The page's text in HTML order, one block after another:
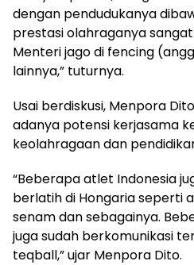
dengan pendudukanya
prestasi olahraganya sangat
Menteri jago di fencing
lainnya,” tuturnya.
Usai berdiskusi, Menpora
adanya potensi kerjasama
keolahragaan dan
“Beberapa atlet Indonesia
berlatih di Hongaria seperti
senam dan sebagainya.
juga sudah berkomunikasi
teqball,” ujar Menpora Dito.